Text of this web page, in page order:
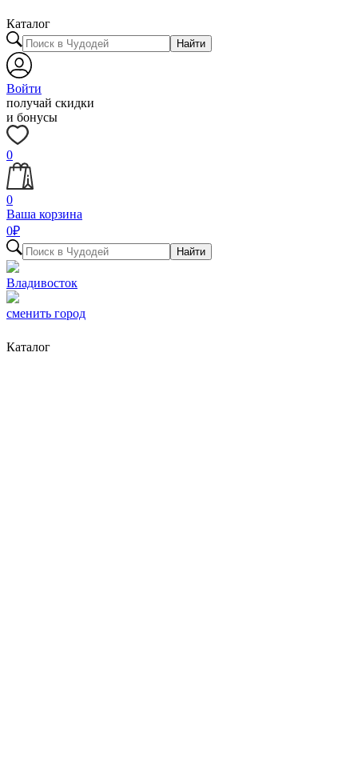
Каталог
Найти
Войти
получай скидки
и бонусы
0
0
Ваша корзина
0₽
Найти
Владивосток
сменить город
Каталог